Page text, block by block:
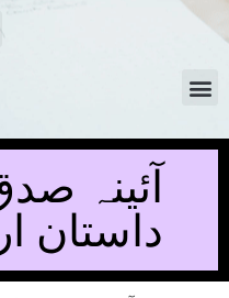
آئینہ
داستان